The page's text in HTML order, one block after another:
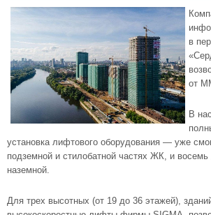
в
от
В
установка лифтового оборудования — уже
подземной и стилобатной частях ЖК, и
наземной.
Для трех высотных (от 19 до 36 этажей),